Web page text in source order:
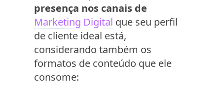
presença nos canais de
Marketing Digital que seu perfil
de cliente ideal está,
considerando também os
formatos de conteúdo que ele
consome: